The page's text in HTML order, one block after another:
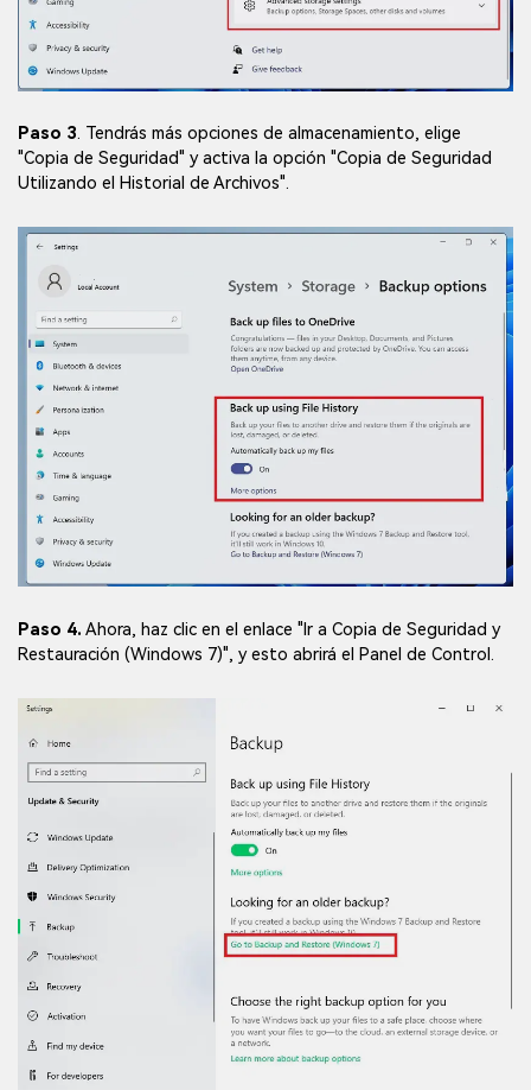
Paso 3. Tendrás más opciones de almacenamiento, elige
"Copia de Seguridad" y activa la opción "Copia de Seguridad
Utilizando el Historial de Archivos".
Paso 4. Ahora, haz clic en el enlace "Ir a Copia de Seguridad y
Restauración (Windows 7)", y esto abrirá el Panel de Control.